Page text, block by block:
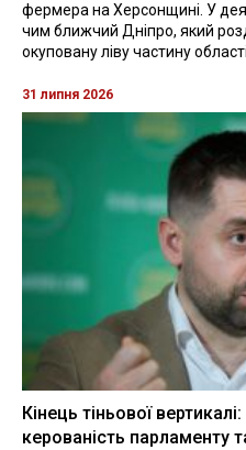
фермера на Херсонщині. У
чим ближчий Дніпро, який
окуповану ліву частину
31 липня 2026
Кінець тіньової
керованість парламенту